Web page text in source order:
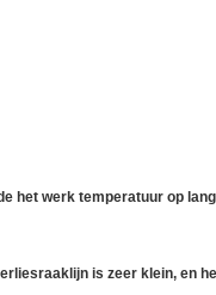
het werk temperatuur op
is zeer klein, en